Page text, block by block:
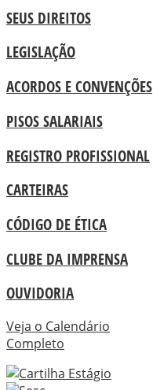
SEUS DIREITOS
LEGISLAÇÃO
ACORDOS E CONVENÇÕES
PISOS SALARIAIS
REGISTRO PROFISSIONAL
CARTEIRAS
CÓDIGO DE ÉTICA
CLUBE DA IMPRENSA
OUVIDORIA
Veja o Calendário
Completo